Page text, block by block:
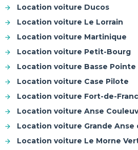
Location voiture Ducos
Location voiture Le Lorrain
Location voiture Martinique
Location voiture Petit-Bourg
Location voiture Basse Pointe
Location voiture Case Pilote
Location voiture Fort-de-
Location voiture Anse
Location voiture Grande Anse
Location voiture Le Morne